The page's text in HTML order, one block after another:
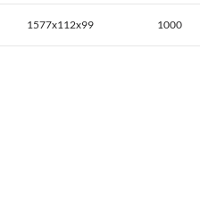
1577x112x99 1000